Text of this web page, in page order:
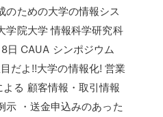
のための大学の情報シス
学院大学 情報科学研究科
日 CAUA シンポジウム
だよ!!大学の情報化! 営業
る 顧客情報・取引情報
示 ・送金申込みのあった